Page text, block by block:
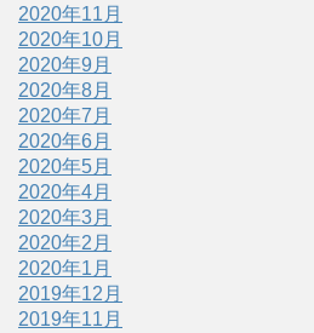
2020年11月
2020年10月
2020年9月
2020年8月
2020年7月
2020年6月
2020年5月
2020年4月
2020年3月
2020年2月
2020年1月
2019年12月
2019年11月